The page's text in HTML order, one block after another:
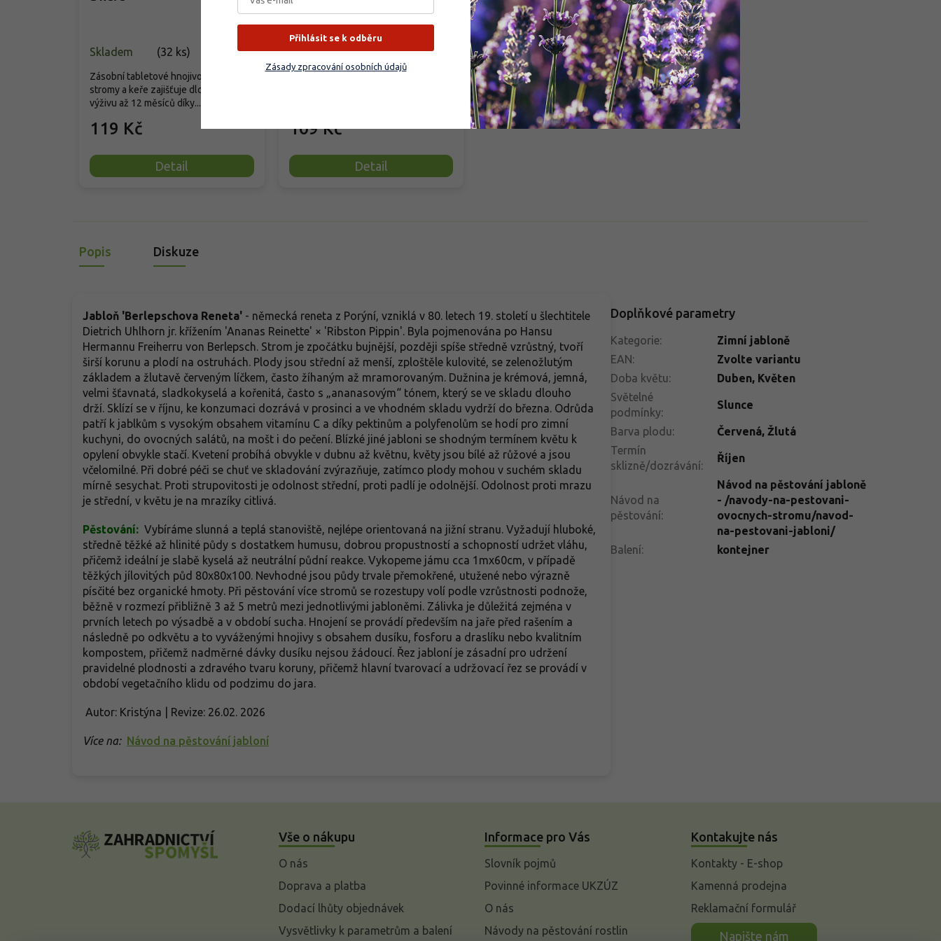
Skladem (32 ks)
119 Kč
Detail
Zásobní tabletové hnojivo pro ovocné
stromy a keře zajišťuje dlouhodobou
výživu až 12 měsíců díky...
Skladem (199 ks)
109 Kč
Detail
Popis Diskuze
Jabloň 'Berlepschova Reneta' - německá reneta z Porýní, vzniklá v 80. letech 19. století u šlechtitele
Dietrich Uhlhorn jr. křížením 'Ananas Reinette' × 'Ribston Pippin'. Byla pojmenována po Hansu
Hermannu Freiherru von Berlepsch. Strom je zpočátku bujnější, později spíše středně vzrůstný, tvoří
širší korunu a plodí na ostruhách. Plody jsou střední až menší, zploštěle kulovité, se zelenožlutým
základem a žlutavě červeným líčkem, často žíhaným až mramorovaným. Dužnina je krémová, jemná,
velmi šťavnatá, sladkokyselá a kořenitá, často s „ananasovým“ tónem, který se ve skladu dlouho
drží. Sklízí se v říjnu, ke konzumaci dozrává v prosinci a ve vhodném skladu vydrží do března. Odrůda
patří k jablkům s vysokým obsahem vitamínu C a díky pektinům a polyfenolům se hodí pro zimní
kuchyni, do ovocných salátů, na mošt i do pečení. Blízké jiné jabloni se shodným termínem květu k
opylení obvykle stačí. Kvetení probíhá obvykle v dubnu až květnu, květy jsou bílé až růžové a jsou
včelomilné. Při dobré péči se chuť ve skladování zvýrazňuje, zatímco plody mohou v suchém skladu
mírně sesychat. Proti strupovitosti je odolnost střední, proti padlí je odolnější. Odolnost proti mrazu
je střední, v květu je na mrazíky citlivá.
Pěstování: Vybíráme slunná a teplá stanoviště, nejlépe orientovaná na jižní stranu. Vyžadují hluboké,
středně těžké až hlinité půdy s dostatkem humusu, dobrou propustností a schopností udržet vláhu,
přičemž ideální je slabě kyselá až neutrální půdní reakce. Vykopeme jámu cca 1mx60cm, v případě
těžkých jílovitých půd 80x80x100. Nevhodné jsou půdy trvale přemokřené, utužené nebo výrazně
písčité bez organické hmoty. Při pěstování více stromů se rozestupy volí podle vzrůstnosti podnože,
běžně v rozmezí přibližně 3 až 5 metrů mezi jednotlivými jabloněmi. Zálivka je důležitá zejména v
prvních letech po výsadbě a v období sucha. Hnojení se provádí především na jaře před rašením a
následně po odkvětu a to vyváženými hnojivy s obsahem dusíku, fosforu a draslíku nebo kvalitním
kompostem, přičemž nadměrné dávky dusíku nejsou žádoucí. Řez jabloní je zásadní pro udržení
pravidelné plodnosti a zdravého tvaru koruny, přičemž hlavní tvarovací a udržovací řez se provádí v
období vegetačního klidu od podzimu do jara.
Autor: Kristýna | Revize: 26.02. 2026
Více na: Návod na pěstování jabloní
Doplňkové parametry
Kategorie:
Zimní jabloně
EAN:
Zvolte variantu
Doba květu:
Duben, Květen
Světelné
podmínky:
Slunce
Barva plodu:
Červená, Žlutá
Termín
sklizně/dozrávání:
Říjen
Návod na
pěstování:
Návod na pěstování jabloně
- /navody-na-pestovani-
ovocnych-stromu/navod-
na-pestovani-jabloni/
Balení: kontejner
Vše o nákupu
O nás
Doprava a platba
Dodací lhůty objednávek
Vysvětlivky k parametrům a balení
Informace pro Vás
Slovník pojmů
Povinné informace UKZÚZ
O nás
Návody na pěstování rostlin
Kontakujte nás
Kontakty - E-shop
Kamenná prodejna
Reklamační formulář
Napište nám
Přihlásit se k odběru
Zásady zpracování osobních údajů